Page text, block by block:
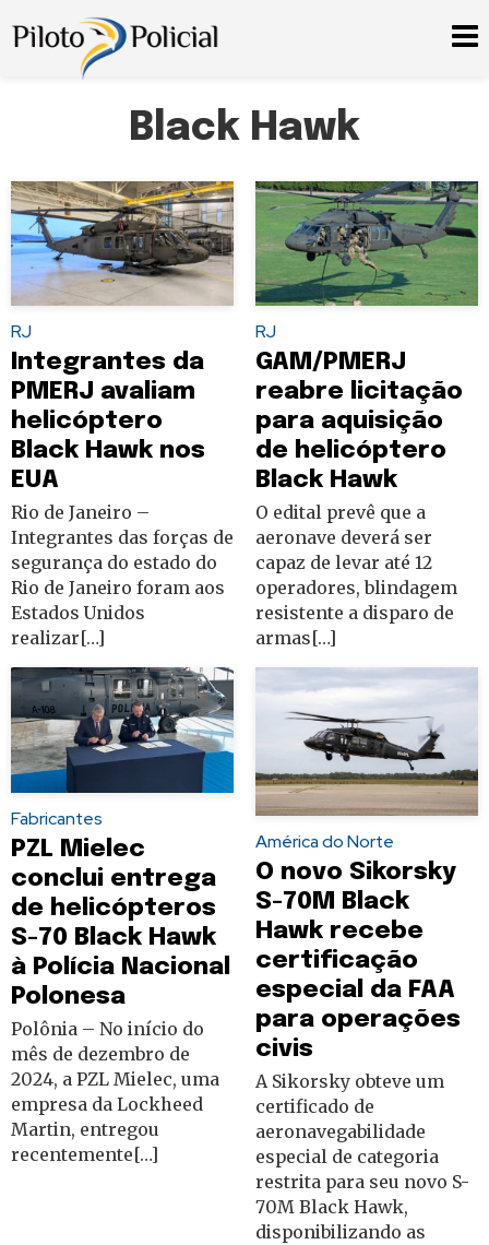
Black Hawk
RJ
Integrantes da
PMERJ avaliam
helicóptero
Black Hawk nos
EUA
Rio de Janeiro –
Integrantes das forças de
segurança do estado do
Rio de Janeiro foram aos
Estados Unidos
realizar[…]
RJ
GAM/PMERJ
reabre licitação
para aquisição
de helicóptero
Black Hawk
O edital prevê que a
aeronave deverá ser
capaz de levar até 12
operadores, blindagem
resistente a disparo de
armas[…]
Fabricantes
PZL Mielec
conclui entrega
de helicópteros
S-70 Black Hawk
à Polícia Nacional
Polonesa
Polônia – No início do
mês de dezembro de
2024, a PZL Mielec, uma
empresa da Lockheed
Martin, entregou
recentemente[…]
América do Norte
O novo Sikorsky
S-70M Black
Hawk recebe
certificação
especial da FAA
para operações
civis
A Sikorsky obteve um
certificado de
aeronavegabilidade
especial de categoria
restrita para seu novo S-
70M Black Hawk,
disponibilizando as